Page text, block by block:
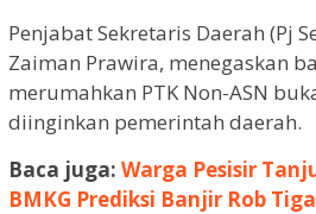
Penjabat Sekretaris Daerah (Pj
Zaiman Prawira, menegaskan
merumahkan PTK Non-ASN
diinginkan pemerintah daerah.
Baca juga: Warga Pesisir
BMKG Prediksi Banjir Rob